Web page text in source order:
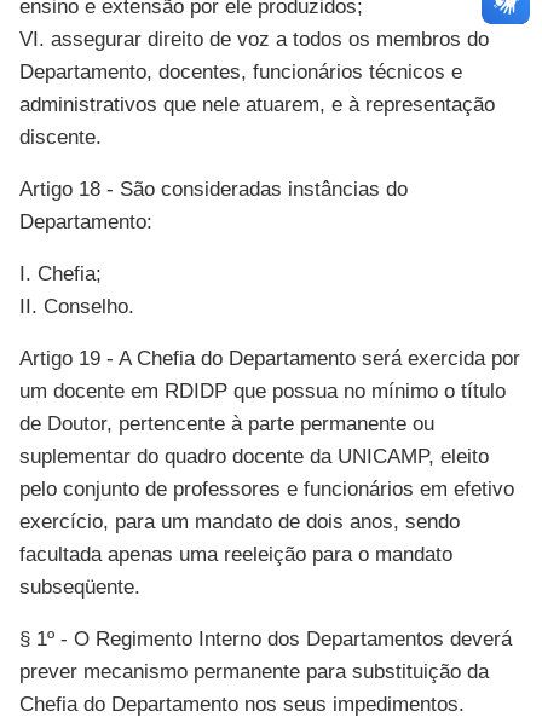
ensino e extensão por ele produzidos;
VI. assegurar direito de voz a todos os membros do
Departamento, docentes, funcionários técnicos e
administrativos que nele atuarem, e à representação
discente.
Artigo 18 - São consideradas instâncias do
Departamento:
I. Chefia;
II. Conselho.
Artigo 19 - A Chefia do Departamento será exercida por
um docente em RDIDP que possua no mínimo o título
de Doutor, pertencente à parte permanente ou
suplementar do quadro docente da UNICAMP, eleito
pelo conjunto de professores e funcionários em efetivo
exercício, para um mandato de dois anos, sendo
facultada apenas uma reeleição para o mandato
subseqüente.
§ 1º - O Regimento Interno dos Departamentos deverá
prever mecanismo permanente para substituição da
Chefia do Departamento nos seus impedimentos.